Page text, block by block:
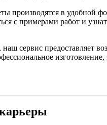
производятся в
с примерами работ и
сервис предоставляет